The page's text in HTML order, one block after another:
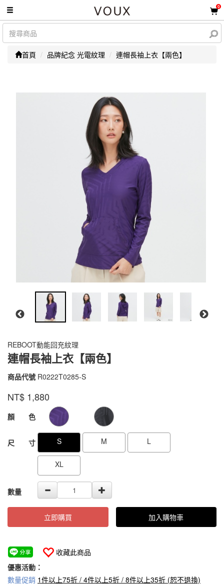
0
首頁 品牌紀念 光電紋理 連帽長袖上衣【兩色】
REBOOT動能回充紋理
連帽長袖上衣【兩色】
商品代號 R0222T0285-S
R0222T0285-
品牌 VOUX
NT$ 1,880
GOODS000000000000000005440
顏 色
尺 寸 S M L
XL
數量
立即購買 加入購物車
收藏此商品
優惠活動：
數量促銷 1件以上75折 / 4件以上5折 / 8件以上35折 (恕不退換)